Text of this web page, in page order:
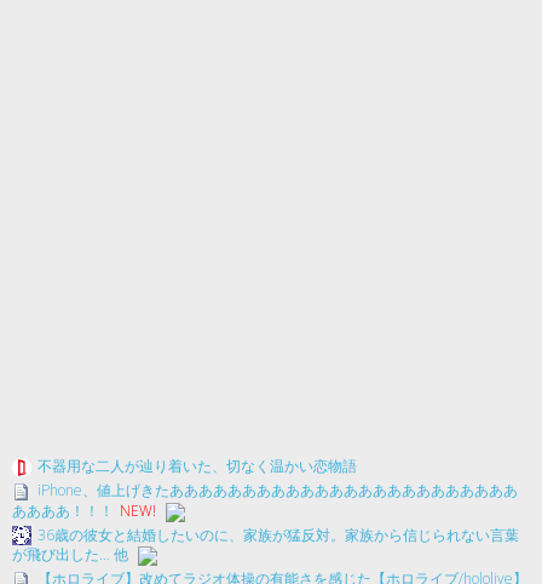
不器用な二人が辿り着いた、切なく温かい恋物語
iPhone、値上げきたああああああああああああああああああああああああ
ああああ！！！
NEW!
36歳の彼女と結婚したいのに、家族が猛反対。家族から信じられない言葉
が飛び出した… 他
【ホロライブ】改めてラジオ体操の有能さを感じた【ホロライブ/hololive】